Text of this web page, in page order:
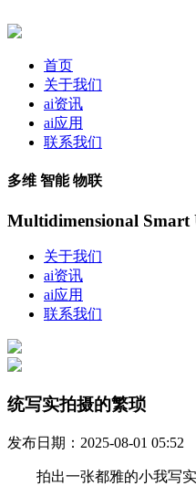
首页
关于我们
ai资讯
ai应用
联系我们
多维 智能 物联
Multidimensional Smart
关于我们
ai资讯
ai应用
联系我们
统写实拍摄的繁琐
发布日期：2025-08-01 05:52
拍出一张都雅的小我写实